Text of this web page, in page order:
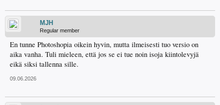
MJH
Regular member
En tunne Photoshopia oikein hyvin, mutta ilmeisesti tuo versio on
aika vanha. Tuli mieleen, että jos se ei tue noin isoja kiintolevyjä
eikä siksi tallenna sille.
09.06.2026